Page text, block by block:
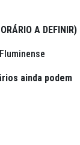
A DEFINIR)
ainda podem